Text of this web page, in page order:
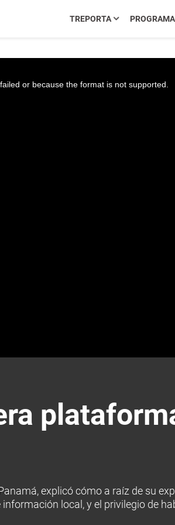
TREPORTA
or because the format is not supported.
explicó cómo a raíz de su
local, y el privilegio de